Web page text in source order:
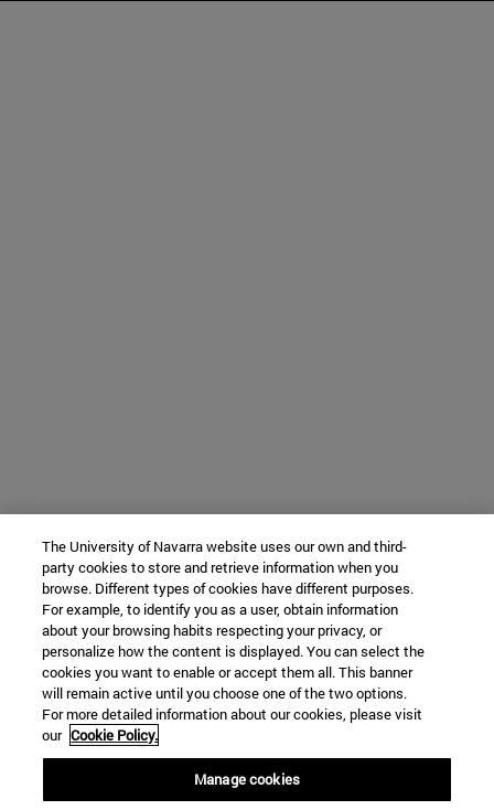
The University of Navarra website uses our own and third-
party cookies to store and retrieve information when you
browse. Different types of cookies have different purposes.
For example, to identify you as a user, obtain information
about your browsing habits respecting your privacy, or
personalize how the content is displayed. You can select the
cookies you want to enable or accept them all. This banner
will remain active until you choose one of the two options.
For more detailed information about our cookies, please visit
our Cookie Policy.
Manage cookies